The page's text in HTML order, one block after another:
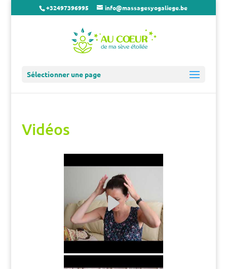
+32497396995 info@massagesyogaliege.be
Sélectionner une page
Vidéos